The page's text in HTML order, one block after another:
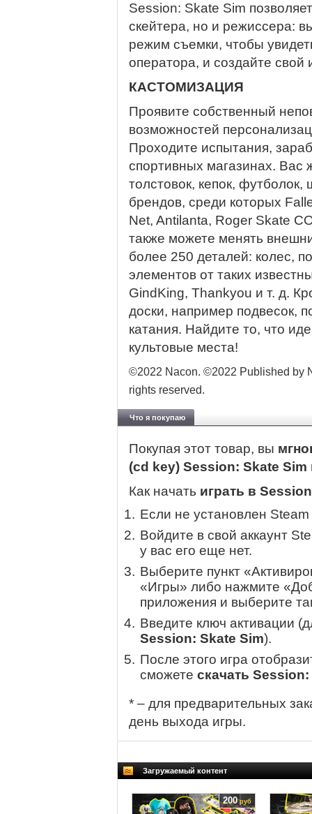
Session: Skate Sim
скейтера, но и режиссера:
режим съемки, чтобы
оператора, и создайте
КАСТОМИЗАЦИЯ
Проявите собственный
возможностей
Проходите испытания,
спортивных магазинах. Вас
толстовок, кепок,
брендов, среди которых
Net, Antilanta, Roger Skate
также можете менять
более 250 деталей: колес,
элементов от таких
GindKing, Thankyou и т. д.
доски, например подвесок,
катания. Найдите то, что
культовые места!
©2022 Nacon. ©2022 Published by
rights reserved.
Что я покупаю
Покупая этот товар, вы
(cd key) Session: Skate Sim
Как начать играть в
Если не установлен
Войдите в свой аккаунт
у вас его еще нет.
Выберите пункт
«Игры» либо нажмите
приложения и выберите
Введите ключ активации
Session: Skate Sim).
После этого игра
сможете скачать
* – для предварительных
день выхода игры.
Загружаемый контент
200руб